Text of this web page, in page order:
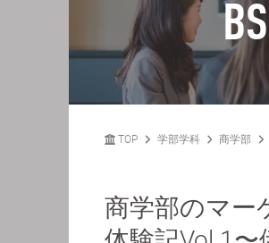
TOP 学部学科 商学部
商学部のマー